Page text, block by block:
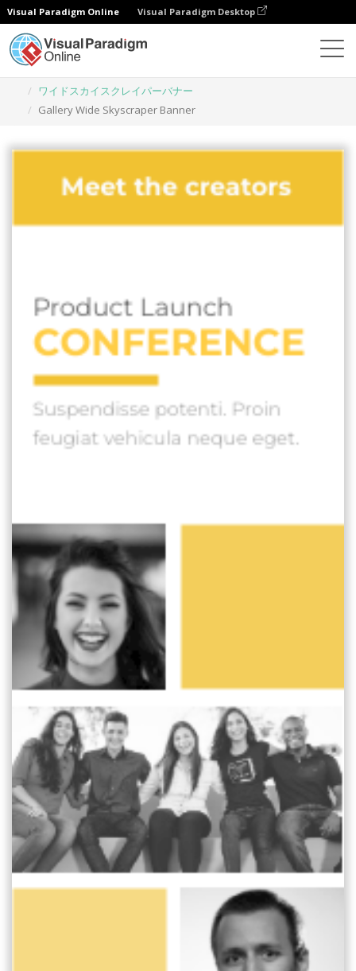
Visual Paradigm Online Visual Paradigm Desktop
ワイドスカイスクレイパーバナー
Gallery Wide Skyscraper Banner